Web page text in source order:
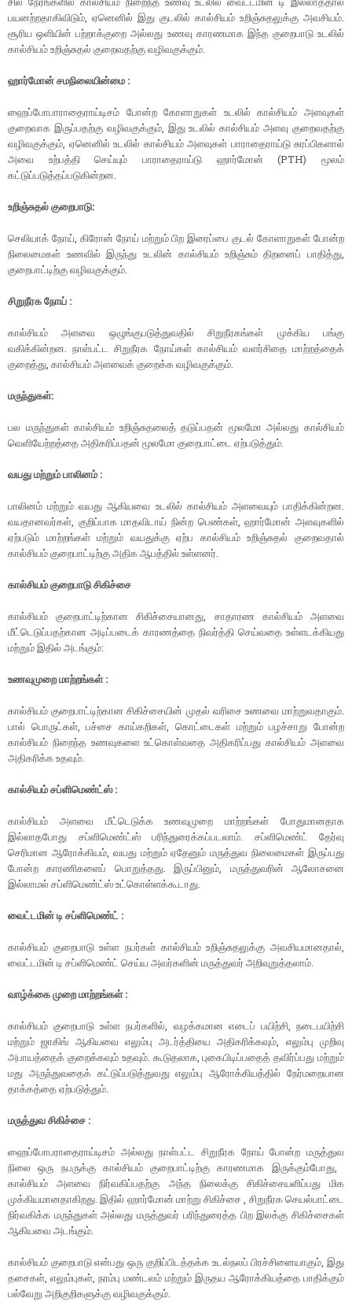
பயனற்றதாகிவிடும், ஏனெனில் இது குடலில் கால்சியம் உறிஞ்சுதலுக்கு அவசியம்.
சூரிய ஒளியின் பற்றாக்குறை அல்லது உணவு காரணமாக இந்த குறைபாடு உடலில்
கால்சியம் உறிஞ்சுதல் குறைவதற்கு வழிவகுக்கும்.
ஹார்மோன் சமநிலையின்மை :
ஹைப்போபாராதைராய்டிசம் போன்ற கோளாறுகள் உடலில் கால்சியம் அளவுகள்
குறைவாக இருப்பதற்கு வழிவகுக்கும், இது உடலில் கால்சியம் அளவு குறைவதற்கு
வழிவகுக்கும், ஏனெனில் உடலில் கால்சியம் அளவுகள் பாராதைராய்டு சுரப்பிகளால்
அவை உற்பத்தி செய்யும் பாராதைராய்டு ஹார்மோன் (PTH) மூலம்
கட்டுப்படுத்தப்படுகின்றன.
உறிஞ்சுதல் குறைபாடு:
செலியாக் நோய், கிரோன் நோய் மற்றும் பிற இரைப்பை குடல் கோளாறுகள் போன்ற
நிலைமைகள் உணவில் இருந்து உடலின் கால்சியம் உறிஞ்சும் திறனைப் பாதித்து,
குறைபாட்டிற்கு வழிவகுக்கும்.
சிறுநீரக நோய் :
கால்சியம் அளவை ஒழுங்குபடுத்துவதில் சிறுநீரகங்கள் முக்கிய பங்கு
வகிக்கின்றன. நாள்பட்ட சிறுநீரக நோய்கள் கால்சியம் வளர்சிதை மாற்றத்தைக்
குறைத்து, கால்சியம் அளவைக் குறைக்க வழிவகுக்கும்.
மருந்துகள்:
பல மருந்துகள் கால்சியம் உறிஞ்சுதலைத் தடுப்பதன் மூலமோ அல்லது கால்சியம்
வெளியேற்றத்தை அதிகரிப்பதன் மூலமோ குறைபாட்டை ஏற்படுத்தும்.
வயது மற்றும் பாலினம் :
பாலினம் மற்றும் வயது ஆகியவை உடலில் கால்சியம் அளவையும் பாதிக்கின்றன.
வயதானவர்கள், குறிப்பாக மாதவிடாய் நின்ற பெண்கள், ஹார்மோன் அளவுகளில்
ஏற்படும் மாற்றங்கள் மற்றும் வயதுக்கு ஏற்ப கால்சியம் உறிஞ்சுதல் குறைவதால்
கால்சியம் குறைபாட்டிற்கு அதிக ஆபத்தில் உள்ளனர்.
கால்சியம் குறைபாடு சிகிச்சை
கால்சியம் குறைபாட்டிற்கான சிகிச்சையானது, சாதாரண கால்சியம் அளவை
மீட்டெடுப்பதற்கான அடிப்படைக் காரணத்தை நிவர்த்தி செய்வதை உள்ளடக்கியது
மற்றும் இதில் அடங்கும்:
உணவுமுறை மாற்றங்கள் :
கால்சியம் குறைபாட்டிற்கான சிகிச்சையின் முதல் வரிசை உணவை மாற்றுவதாகும்.
பால் பொருட்கள், பச்சை காய்கறிகள், கொட்டைகள் மற்றும் பழச்சாறு போன்ற
கால்சியம் நிறைந்த உணவுகளை உட்கொள்வதை அதிகரிப்பது கால்சியம் அளவை
அதிகரிக்க உதவும்.
கால்சியம் சப்ளிமெண்ட்ஸ் :
கால்சியம் அளவை மீட்டெடுக்க உணவுமுறை மாற்றங்கள் போதுமானதாக
இல்லாதபோது சப்ளிமெண்ட்ஸ் பரிந்துரைக்கப்படலாம். சப்ளிமெண்ட் தேர்வு
செரிமான ஆரோக்கியம், வயது மற்றும் ஏதேனும் மருத்துவ நிலைமைகள் இருப்பது
போன்ற காரணிகளைப் பொறுத்தது. இருப்பினும், மருத்துவரின் ஆலோசனை
இல்லாமல் சப்ளிமெண்ட்ஸ் உட்கொள்ளக்கூடாது.
வைட்டமின் டி சப்ளிமெண்ட் :
கால்சியம் குறைபாடு உள்ள நபர்கள் கால்சியம் உறிஞ்சுதலுக்கு அவசியமானதால்,
வைட்டமின் டி சப்ளிமெண்ட் செய்ய அவர்களின் மருத்துவர் அறிவுறுத்தலாம்.
வாழ்க்கை முறை மாற்றங்கள் :
கால்சியம் குறைபாடு உள்ள நபர்களில், வழக்கமான எடைப் பயிற்சி, நடைபயிற்சி
மற்றும் ஜாகிங் ஆகியவை எலும்பு அடர்த்தியை அதிகரிக்கவும், எலும்பு முறிவு
அபாயத்தைக் குறைக்கவும் உதவும். கூடுதலாக, புகைபிடிப்பதைத் தவிர்ப்பது மற்றும்
மது அருந்துவதைக் கட்டுப்படுத்துவது எலும்பு ஆரோக்கியத்தில் நேர்மறையான
தாக்கத்தை ஏற்படுத்தும்.
மருத்துவ சிகிச்சை :
ஹைப்போபராதைராய்டிசம் அல்லது நாள்பட்ட சிறுநீரக நோய் போன்ற மருத்துவ
நிலை ஒரு நபருக்கு கால்சியம் குறைபாட்டிற்கு காரணமாக இருக்கும்போது, ​​
கால்சியம் அளவை நிர்வகிப்பதற்கு அந்த நிலைக்கு சிகிச்சையளிப்பது மிக
முக்கியமானதாகிறது. இதில் ஹார்மோன் மாற்று சிகிச்சை , சிறுநீரக செயல்பாட்டை
நிர்வகிக்க மருந்துகள் அல்லது மருத்துவர் பரிந்துரைத்த பிற இலக்கு சிகிச்சைகள்
ஆகியவை அடங்கும்.
கால்சியம் குறைபாடு என்பது ஒரு குறிப்பிடத்தக்க உடல்நலப் பிரச்சினையாகும், இது
தசைகள், எலும்புகள், நரம்பு மண்டலம் மற்றும் இருதய ஆரோக்கியத்தை பாதிக்கும்
பல்வேறு அறிகுறிகளுக்கு வழிவகுக்கும்.